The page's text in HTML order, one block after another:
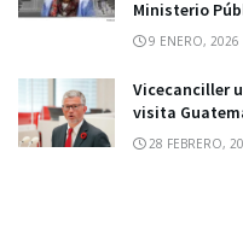
Ministerio
9 ENERO, 2026
Vicecanciller
visita
28 FEBRERO,